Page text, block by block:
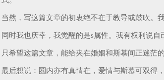
当然，写这篇文章的初衷绝不在于教导或鼓吹。
同时我也庆幸，我觉醒的是s属性。我有权利说
只希望这篇文章，能给夹在婚姻和斯慕间正迷茫
最后想说：圏内亦有真情在，爱情与斯慕可双得